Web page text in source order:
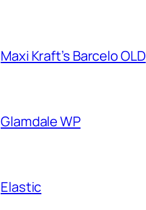
Maxi Kraft’s Barcelo OLD
Glamdale WP
Elastic